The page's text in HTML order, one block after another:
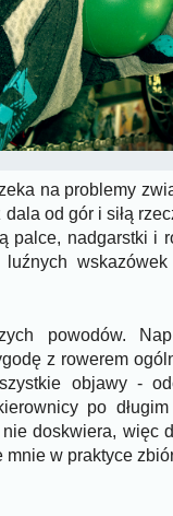
na problemy
od gór i siłą
palce, nadgarstki i
powodów.
z rowerem
objawy -
po
doskwiera, więc
mnie w praktyce